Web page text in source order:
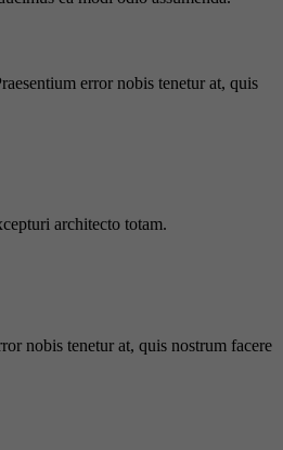
error nobis tenetur at, quis
architecto totam.
nobis tenetur at, quis nostrum facere